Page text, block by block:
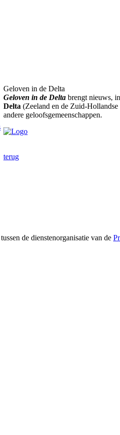
Geloven in de Delta
Geloven in de Delta brengt nieuws,
Delta (Zeeland en de Zuid-
andere geloofsgemeenschappen.
terug
de dienstenorganisatie van de